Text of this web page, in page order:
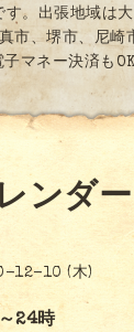
す。出張地域は
市、堺市、尼崎
マネー決済もOK
ンダー
12-10 (木)
24時